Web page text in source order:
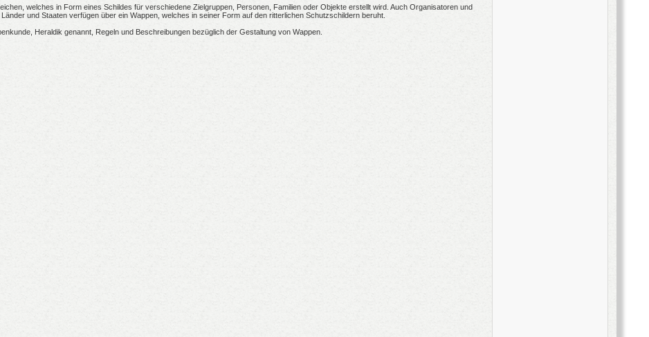
welches in Form eines Schildes für verschiedene Zielgruppen, Personen, Familien oder Objekte erstellt wird. Auch Organisatoren und
und Staaten verfügen über ein Wappen, welches in seiner Form auf den ritterlichen Schutzschildern beruht.
Heraldik genannt, Regeln und Beschreibungen bezüglich der Gestaltung von Wappen.